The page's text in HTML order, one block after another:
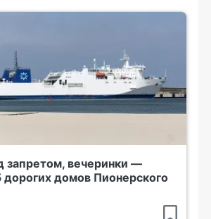
запретом, вечеринки —
домов Пионерского